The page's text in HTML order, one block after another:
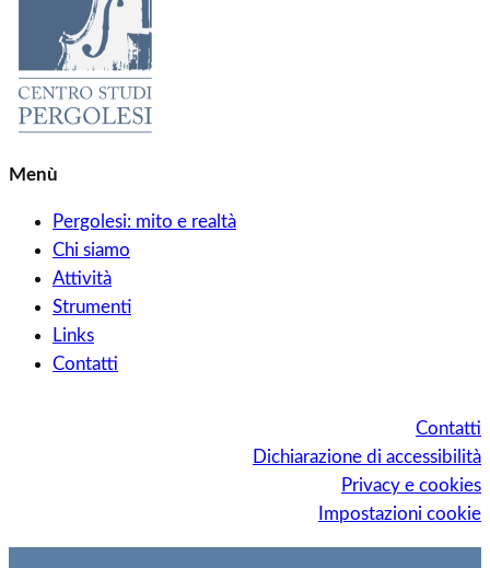
Menù
Pergolesi: mito e realtà
Chi siamo
Attività
Strumenti
Links
Contatti
Contatti
Dichiarazione di accessibilità
Privacy e cookies
Impostazioni cookie